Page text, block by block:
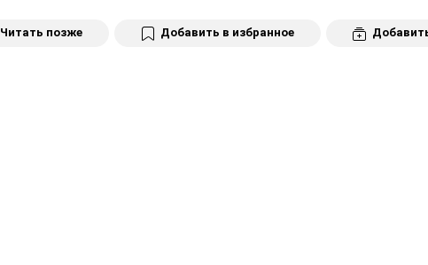
Читать позже Добавить в избранное